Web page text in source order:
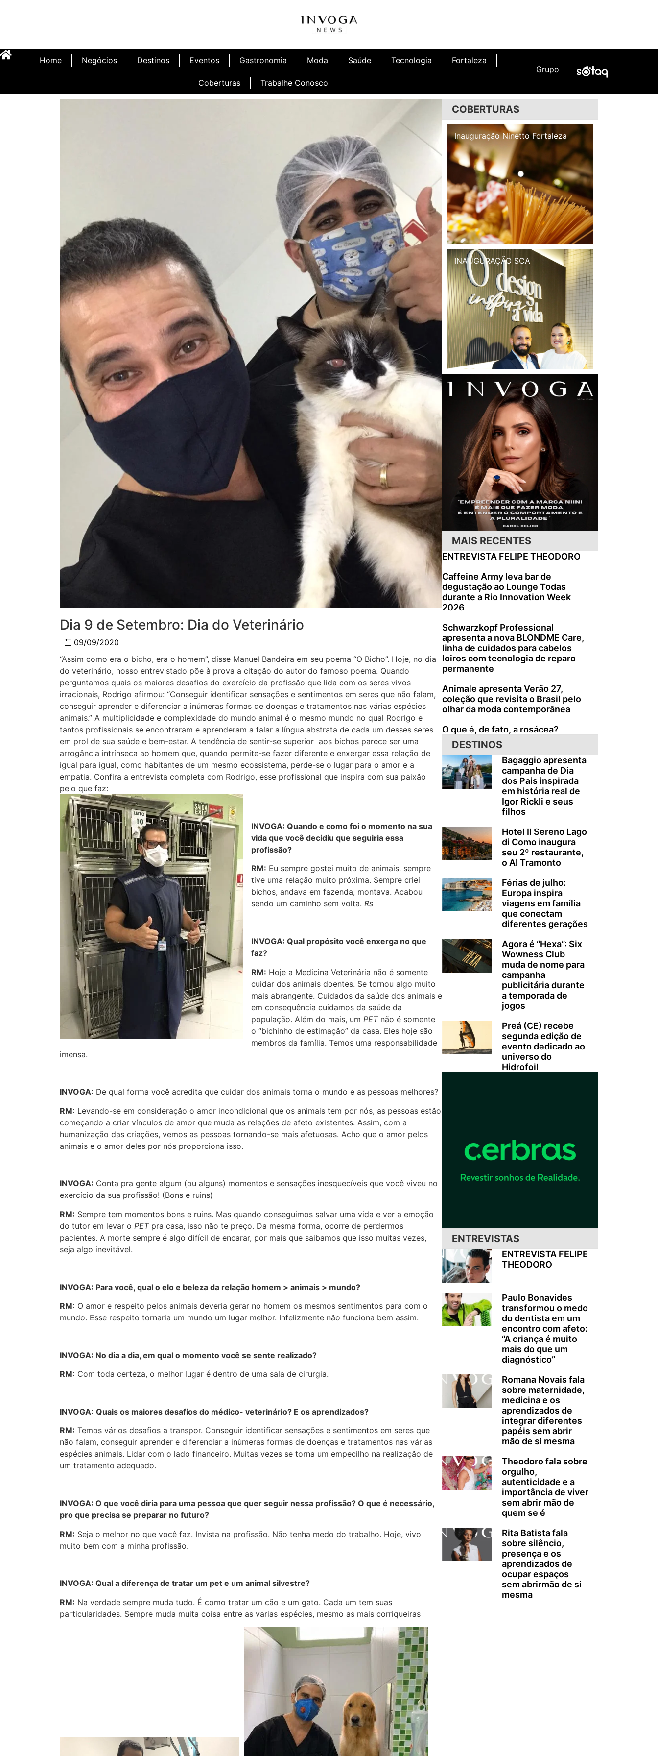
Home Negócios Destinos Eventos Gastronomia Moda Saúde Tecnologia Fortaleza
Coberturas Trabalhe Conosco
Grupo
Dia 9 de Setembro: Dia do Veterinário
09/09/2020
“Assim como era o bicho, era o homem”, disse Manuel Bandeira em seu poema “O Bicho”. Hoje, no dia
do veterinário, nosso entrevistado põe à prova a citação do autor do famoso poema. Quando
perguntamos quais os maiores desafios do exercício da profissão que lida com os seres vivos
irracionais, Rodrigo afirmou: “Conseguir identificar sensações e sentimentos em seres que não falam,
conseguir aprender e diferenciar a inúmeras formas de doenças e tratamentos nas várias espécies
animais.” A multiplicidade e complexidade do mundo animal é o mesmo mundo no qual Rodrigo e
tantos profissionais se encontraram e aprenderam a falar a língua abstrata de cada um desses seres
em prol de sua saúde e bem-estar. A tendência de sentir-se superior aos bichos parece ser uma
arrogância intrínseca ao homem que, quando permite-se fazer diferente e enxergar essa relação de
igual para igual, como habitantes de um mesmo ecossistema, perde-se o lugar para o amor e a
empatia. Confira a entrevista completa com Rodrigo, esse profissional que inspira com sua paixão
pelo que faz:
INVOGA: Quando e como foi o momento na sua
vida que você decidiu que seguiria essa
profissão?
RM: Eu sempre gostei muito de animais, sempre
tive uma relação muito próxima. Sempre criei
bichos, andava em fazenda, montava. Acabou
sendo um caminho sem volta. Rs
INVOGA: Qual propósito você enxerga no que
faz?
RM: Hoje a Medicina Veterinária não é somente
cuidar dos animais doentes. Se tornou algo muito
mais abrangente. Cuidados da saúde dos animais e
em consequência cuidamos da saúde da
população. Além do mais, um PETnão é somente
o “bichinho de estimação” da casa. Eles hoje são
membros da família. Temos uma responsabilidade
imensa.
INVOGA: De qual forma você acredita que cuidar dos animais torna o mundo e as pessoas melhores?
RM: Levando-se em consideração o amor incondicional que os animais tem por nós, as pessoas estão
começando a criar vínculos de amor que muda as relações de afeto existentes. Assim, com a
humanização das criações, vemos as pessoas tornando-se mais afetuosas. Acho que o amor pelos
animais e o amor deles por nós proporciona isso.
INVOGA: Conta pra gente algum (ou alguns) momentos e sensações inesquecíveis que você viveu no
exercício da sua profissão! (Bons e ruins)
RM: Sempre tem momentos bons e ruins. Mas quando conseguimos salvar uma vida e ver a emoção
do tutor em levar o PETpra casa, isso não te preço. Da mesma forma, ocorre de perdermos
pacientes. A morte sempre é algo difícil de encarar, por mais que saibamos que isso muitas vezes,
seja algo inevitável.
INVOGA: Para você, qual o elo e beleza da relação homem > animais > mundo?
RM: O amor e respeito pelos animais deveria gerar no homem os mesmos sentimentos para com o
mundo. Esse respeito tornaria um mundo um lugar melhor. Infelizmente não funciona bem assim.
INVOGA: No dia a dia, em qual o momento você se sente realizado?
RM: Com toda certeza, o melhor lugar é dentro de uma sala de cirurgia.
INVOGA: Quais os maiores desafios do médico- veterinário? E os aprendizados?
RM: Temos vários desafios a transpor. Conseguir identificar sensações e sentimentos em seres que
não falam, conseguir aprender e diferenciar a inúmeras formas de doenças e tratamentos nas várias
espécies animais. Lidar com o lado financeiro. Muitas vezes se torna um empecilho na realização de
um tratamento adequado.
INVOGA: O que você diria para uma pessoa que quer seguir nessa profissão? O que é necessário,
pro que precisa se preparar no futuro?
RM: Seja o melhor no que você faz. Invista na profissão. Não tenha medo do trabalho. Hoje, vivo
muito bem com a minha profissão.
INVOGA: Qual a diferença de tratar um pet e um animal silvestre?
RM: Na verdade sempre muda tudo. É como tratar um cão e um gato. Cada um tem suas
particularidades. Sempre muda muita coisa entre as varias espécies, mesmo as mais corriqueiras
COBERTURAS
Inauguração Ninetto Fortaleza Inauguração Illa Café
INAUGURAÇÃO SCA
MAIS RECENTES
ENTREVISTA FELIPE THEODORO
Caffeine Army leva bar de
degustação ao Lounge Todas
durante a Rio Innovation Week
2026
Schwarzkopf Professional
apresenta a nova BLONDME Care,
linha de cuidados para cabelos
loiros com tecnologia de reparo
permanente
Animale apresenta Verão 27,
coleção que revisita o Brasil pelo
olhar da moda contemporânea
O que é, de fato, a rosácea?
DESTINOS
Bagaggio apresenta
campanha de Dia
dos Pais inspirada
em história real de
Igor Rickli e seus
filhos
Hotel Il Sereno Lago
di Como inaugura
seu 2º restaurante,
o Al Tramonto
Férias de julho:
Europa inspira
viagens em família
que conectam
diferentes gerações
Agora é “Hexa”: Six
Wowness Club
muda de nome para
campanha
publicitária durante
a temporada de
jogos
Preá (CE) recebe
segunda edição de
evento dedicado ao
universo do
Hidrofoil
ENTREVISTAS
ENTREVISTA FELIPE
THEODORO
Paulo Bonavides
transformou o medo
do dentista em um
encontro com afeto:
“A criança é muito
mais do que um
diagnóstico”
Romana Novais fala
sobre maternidade,
medicina e os
aprendizados de
integrar diferentes
papéis sem abrir
mão de si mesma
Theodoro fala sobre
orgulho,
autenticidade e a
importância de viver
sem abrir mão de
quem se é
Rita Batista fala
sobre silêncio,
presença e os
aprendizados de
ocupar espaços
sem abrirmão de si
mesma